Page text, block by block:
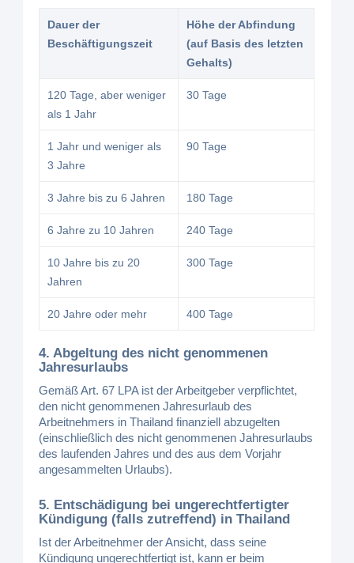
Dauer der
Beschäftigungszeit
Höhe der Abfindung
(auf Basis des letzten
Gehalts)
120 Tage, aber weniger
als 1 Jahr
30 Tage
1 Jahr und weniger als
3 Jahre
90 Tage
3 Jahre bis zu 6 Jahren 180 Tage
6 Jahre zu 10 Jahren 240 Tage
10 Jahre bis zu 20
Jahren
300 Tage
20 Jahre oder mehr 400 Tage
4. Abgeltung des nicht genommenen
Jahresurlaubs
Gemäß Art. 67 LPA ist der Arbeitgeber verpflichtet,
den nicht genommenen Jahresurlaub des
Arbeitnehmers in Thailand finanziell abzugelten
(einschließlich des nicht genommenen Jahresurlaubs
des laufenden Jahres und des aus dem Vorjahr
angesammelten Urlaubs).
5. Entschädigung bei ungerechtfertigter
Kündigung (falls zutreffend) in Thailand
Ist der Arbeitnehmer der Ansicht, dass seine
Kündigung ungerechtfertigt ist, kann er beim